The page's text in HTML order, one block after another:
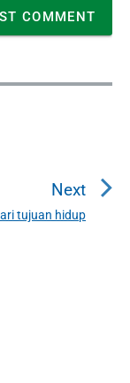
Next
N
tujuan hidup